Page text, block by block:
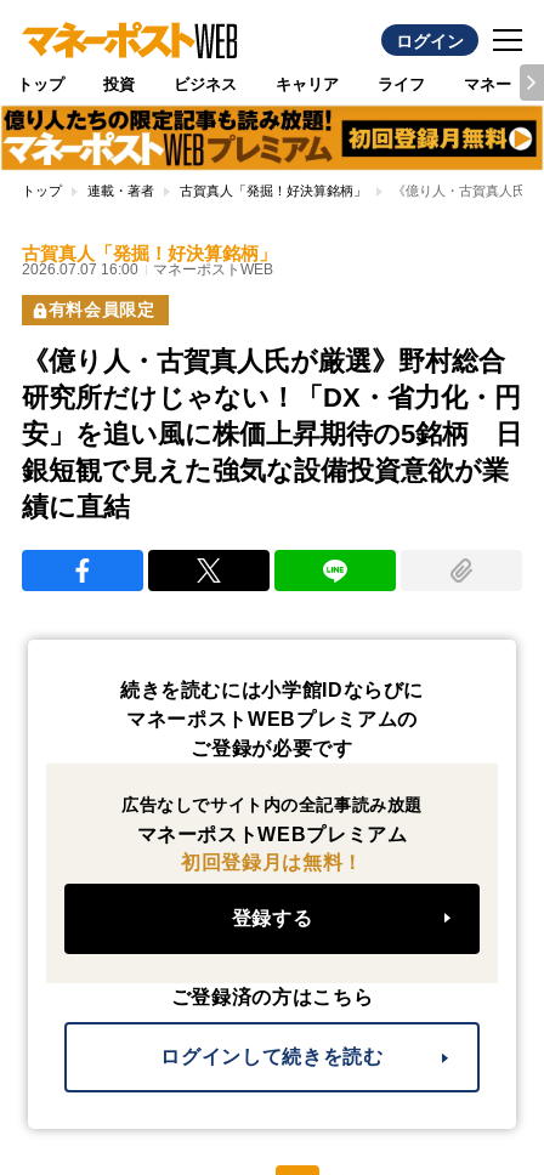
ログイン
トップ 投資 ビジネス キャリア ライフ マネー
トップ 連載・著者 古賀真人「発掘！好決算銘柄」 《億り人・古賀真人氏
古賀真人「発掘！好決算銘柄」
2026.07.07 16:00 マネーポストWEB
有料会員限定
《億り人・古賀真人氏が厳選》野村総合
研究所だけじゃない！「DX・省力化・円
安」を追い風に株価上昇期待の5銘柄 日
銀短観で見えた強気な設備投資意欲が業
績に直結
続きを読むには小学館IDならびに
マネーポストWEBプレミアムの
ご登録が必要です
広告なしでサイト内の全記事読み放題
マネーポストWEBプレミアム
初回登録月は無料！
登録する
ご登録済の方はこちら
ログインして続きを読む